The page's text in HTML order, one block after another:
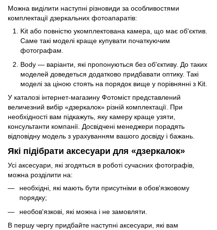
Можна виділити наступні різновиди за особливостями
комплектації дзеркальних фотоапаратів:
Kit або повністю укомплектована камера, що має об'єктив.
Саме такі моделі краще купувати початкуючим
фотографам.
Body — варіанти, які пропонуються без об'єктиву. До таких
моделей доведеться додатково придбавати оптику. Такі
моделі за ціною стоять на порядок вище у порівнянні з Kit.
У каталозі інтернет-магазину Фотоміст представлений
величезний вибір «дзеркалок» різній комплектації. При
необхідності вам підкажуть, яку камеру краще узяти,
консультанти компанії. Досвідчені менеджери порадять
відповідну модель з урахуванням вашого досвіду і бажань.
Які підібрати аксесуари для «дзеркалок»
Усі аксесуари, які згодяться в роботі сучасних фотографів,
можна розділити на:
необхідні, які мають бути присутніми в обов'язковому
порядку;
необов'язкові, які можна і не замовляти.
В першу чергу придбайте наступні аксесуари, які вам